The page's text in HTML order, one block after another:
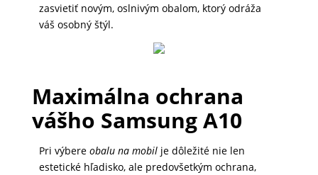
PRÍSLUŠENSTVO
AUDIO-
VIDEO
zasvietiť novým, oslnivým obalom, ktorý odráža
váš osobný štýl.
Maximálna ochrana
vášho Samsung A10
Pri výbere obalu na mobilje dôležité nie len
estetické hľadisko, ale predovšetkým ochrana,